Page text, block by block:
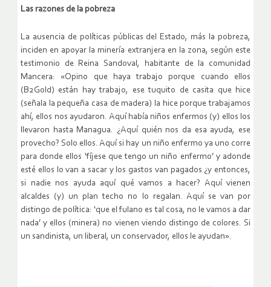
Las razones de la pobreza
La ausencia de políticas públicas del Estado, más la pobreza,
inciden en apoyar la minería extranjera en la zona, según este
testimonio de Reina Sandoval, habitante de la comunidad
Mancera: «Opino que haya trabajo porque cuando ellos
(B2Gold) están hay trabajo, ese tuquito de casita que hice
(señala la pequeña casa de madera) la hice porque trabajamos
ahí, ellos nos ayudaron. Aquí había niños enfermos (y) ellos los
llevaron hasta Managua. ¿Aquí quién nos da esa ayuda, ese
provecho? Solo ellos. Aquí si hay un niño enfermo ya uno corre
para donde ellos ‘fíjese que tengo un niño enfermo’ y adonde
esté ellos lo van a sacar y los gastos van pagados ¿y entonces,
si nadie nos ayuda aquí qué vamos a hacer? Aquí vienen
alcaldes (y) un plan techo no lo regalan. Aquí se van por
distingo de política: ‘que el fulano es tal cosa, no le vamos a dar
nada’ y ellos (minera) no vienen viendo distingo de colores. Si
un sandinista, un liberal, un conservador, ellos le ayudan».